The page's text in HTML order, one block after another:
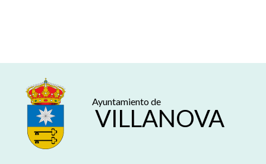
Ayuntamiento de
VILLANOVA